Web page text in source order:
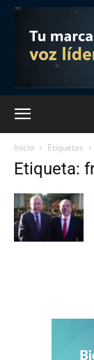
Inicio Etiquetas
Etiqueta: